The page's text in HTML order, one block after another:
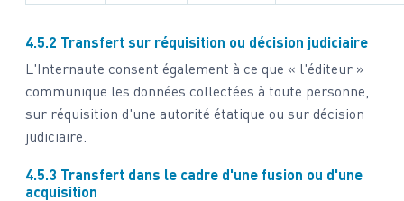
4.5.2 Transfert sur réquisition ou décision judiciaire
L'Internaute consent également à ce que « l'éditeur »
communique les données collectées à toute personne,
sur réquisition d'une autorité étatique ou sur décision
judiciaire.
4.5.3 Transfert dans le cadre d'une fusion ou d'une
acquisition